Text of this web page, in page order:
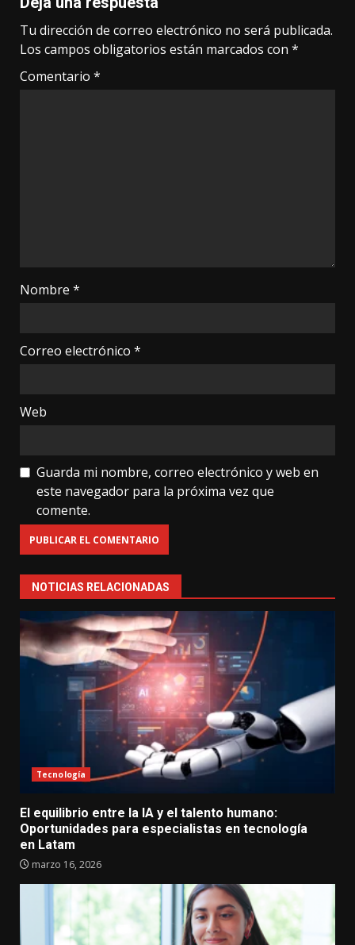
Tu dirección de correo electrónico no será publicada.
Los campos obligatorios están marcados con *
Comentario *
Nombre *
Correo electrónico *
Web
Guarda mi nombre, correo electrónico y web en
este navegador para la próxima vez que
comente.
NOTICIAS RELACIONADAS
Tecnología
El equilibrio entre la IA y el talento humano:
Oportunidades para especialistas en tecnología
en Latam
marzo 16, 2026